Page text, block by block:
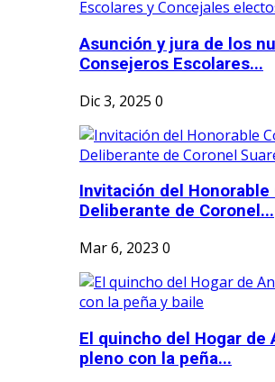
Asunción y jura de los
Consejeros Escolares...
Dic 3, 2025 0
Invitación del Honorable
Deliberante de Coronel...
Mar 6, 2023 0
El quincho del Hogar de
pleno con la peña...